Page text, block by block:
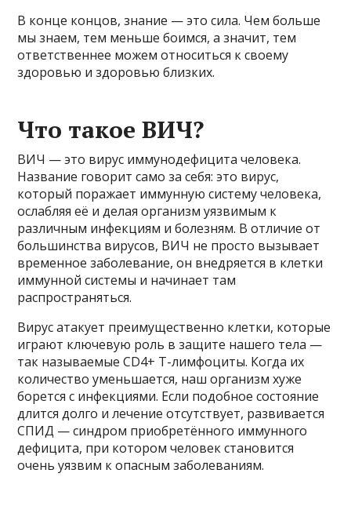
В конце концов, знание — это сила. Чем больше
мы знаем, тем меньше боимся, а значит, тем
ответственнее можем относиться к своему
здоровью и здоровью близких.
Что такое ВИЧ?
ВИЧ — это вирус иммунодефицита человека.
Название говорит само за себя: это вирус,
который поражает иммунную систему человека,
ослабляя её и делая организм уязвимым к
различным инфекциям и болезням. В отличие от
большинства вирусов, ВИЧ не просто вызывает
временное заболевание, он внедряется в клетки
иммунной системы и начинает там
распространяться.
Вирус атакует преимущественно клетки, которые
играют ключевую роль в защите нашего тела —
так называемые CD4+ Т-лимфоциты. Когда их
количество уменьшается, наш организм хуже
борется с инфекциями. Если подобное состояние
длится долго и лечение отсутствует, развивается
СПИД — синдром приобретённого иммунного
дефицита, при котором человек становится
очень уязвим к опасным заболеваниям.